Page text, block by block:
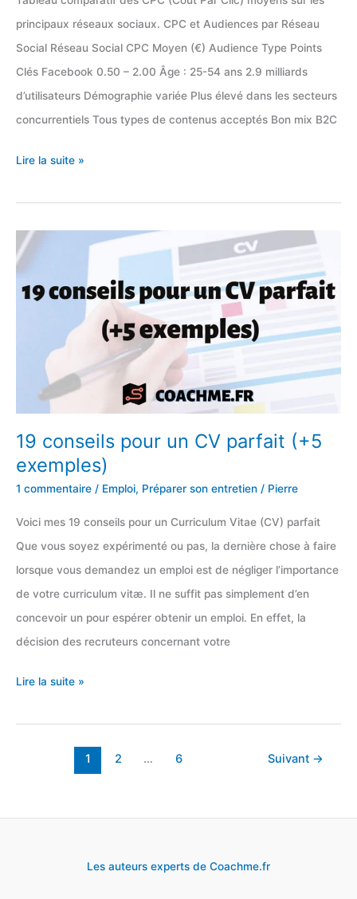
principaux réseaux sociaux. CPC et Audiences par Réseau
Social Réseau Social CPC Moyen (€) Audience Type Points
Clés Facebook 0.50 – 2.00 Âge : 25-54 ans 2.9 milliards
d’utilisateurs Démographie variée Plus élevé dans les secteurs
concurrentiels Tous types de contenus acceptés Bon mix B2C
Les
moyens
des
réseaux
(Facebook,
Lire la suite »
19 conseils pour un CV parfait (+5
exemples)
1 commentaire / Emploi, Préparer son entretien / Pierre
Voici mes 19 conseils pour un Curriculum Vitae (CV) parfait
Que vous soyez expérimenté ou pas, la dernière chose à faire
lorsque vous demandez un emploi est de négliger l’importance
de votre curriculum vitæ. Il ne suffit pas simplement d’en
concevoir un pour espérer obtenir un emploi. En effet, la
décision des recruteurs concernant votre
19
pour
Lire la suite »
1 2 … 6 Suivant →
Les auteurs experts de Coachme.fr